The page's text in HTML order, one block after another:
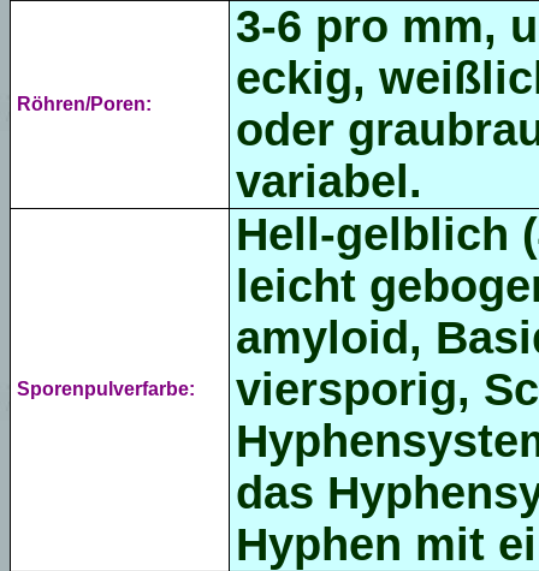
Röhren/Poren:
3-6 pro mm,
eckig,
oder
variabel.
Sporenpulverfarbe:
Hell-gelblich
leicht
amyloid,
viersporig,
das
Hyphen mit